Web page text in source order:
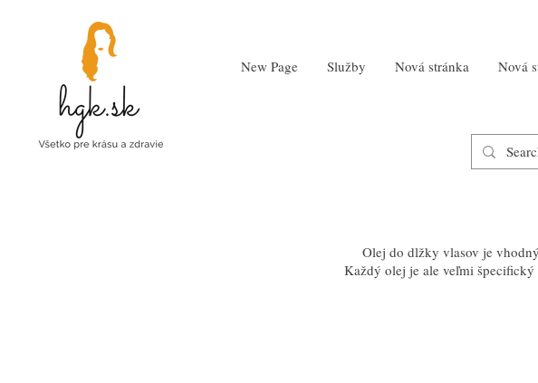
New Page Služby Nová stránka Nová
Olej do dlžky vlasov je
Každý olej je ale veľmi